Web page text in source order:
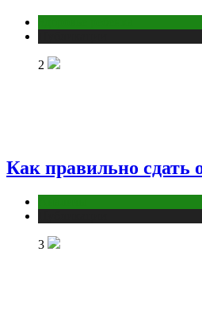
2
Как правильно сдать
3